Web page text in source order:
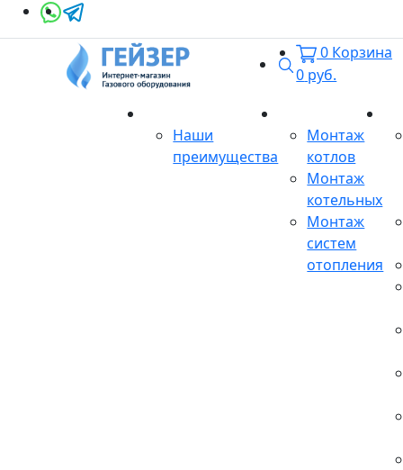
Поиск
0 Корзина
0 руб.
Наши
преимущества
Монтаж
котлов
Монтаж
котельных
Монтаж
систем
отопления